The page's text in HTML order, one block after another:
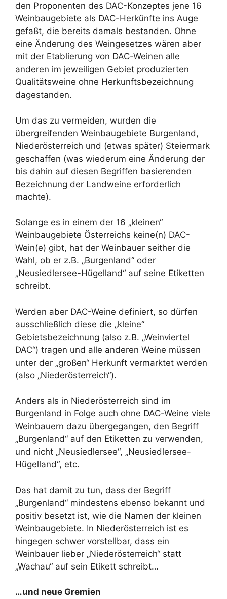
den Proponenten des DAC-Konzeptes jene 16
Weinbaugebiete als DAC-Herkünfte ins Auge
gefaßt, die bereits damals bestanden. Ohne
eine Änderung des Weingesetzes wären aber
mit der Etablierung von DAC-Weinen alle
anderen im jeweiligen Gebiet produzierten
Qualitätsweine ohne Herkunftsbezeichnung
dagestanden.
Um das zu vermeiden, wurden die
übergreifenden Weinbaugebiete Burgenland,
Niederösterreich und (etwas später) Steiermark
geschaffen (was wiederum eine Änderung der
bis dahin auf diesen Begriffen basierenden
Bezeichnung der Landweine erforderlich
machte).
Solange es in einem der 16 „kleinen“
Weinbaugebiete Österreichs keine(n) DAC-
Wein(e) gibt, hat der Weinbauer seither die
Wahl, ob er z.B. „Burgenland“ oder
„Neusiedlersee-Hügelland“ auf seine Etiketten
schreibt.
Werden aber DAC-Weine definiert, so dürfen
ausschließlich diese die „kleine“
Gebietsbezeichnung (also z.B. „Weinviertel
DAC“) tragen und alle anderen Weine müssen
unter der „großen“ Herkunft vermarktet werden
(also „Niederösterreich“).
Anders als in Niederösterreich sind im
Burgenland in Folge auch ohne DAC-Weine viele
Weinbauern dazu übergegangen, den Begriff
„Burgenland“ auf den Etiketten zu verwenden,
und nicht „Neusiedlersee“, „Neusiedlersee-
Hügelland“, etc.
Das hat damit zu tun, dass der Begriff
„Burgenland“ mindestens ebenso bekannt und
positiv besetzt ist, wie die Namen der kleinen
Weinbaugebiete. In Niederösterreich ist es
hingegen schwer vorstellbar, dass ein
Weinbauer lieber „Niederösterreich“ statt
„Wachau“ auf sein Etikett schreibt…
…und neue Gremien